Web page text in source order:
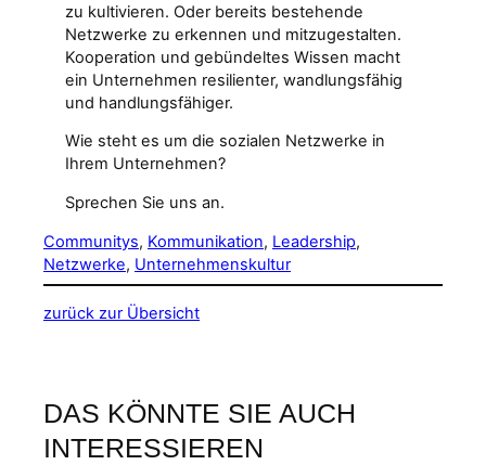
zu kultivieren. Oder bereits bestehende
Netzwerke zu erkennen und mitzugestalten.
Kooperation und gebündeltes Wissen macht
ein Unternehmen resilienter, wandlungsfähig
und handlungsfähiger.
Wie steht es um die sozialen Netzwerke in
Ihrem Unternehmen?
Sprechen Sie uns an.
Communitys, Kommunikation, Leadership
Netzwerke, Unternehmenskultur
zurück zur Übersicht
DAS KÖNNTE SIE AUCH
INTERESSIEREN